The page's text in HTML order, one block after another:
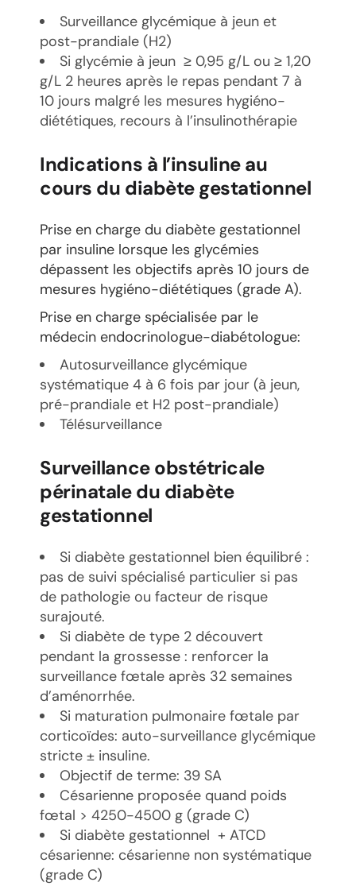
Surveillance glycémique à jeun et
post-prandiale (H2)
Si glycémie à jeun ≥ 0,95 g/L ou ≥ 1,20
g/L 2 heures après le repas pendant 7 à
10 jours malgré les mesures hygiéno-
diététiques, recours à l’insulinothérapie
Indications à l’insuline au
cours du diabète gestationnel
Prise en charge du diabète gestationnel
par insuline lorsque les glycémies
dépassent les objectifs après 10 jours de
mesures hygiéno-diététiques (grade A).
Prise en charge spécialisée par le
médecin endocrinologue-diabétologue:
Autosurveillance glycémique
systématique 4 à 6 fois par jour (à jeun,
pré-prandiale et H2 post-prandiale)
Télésurveillance
Surveillance obstétricale
périnatale du diabète
gestationnel
Si diabète gestationnel bien équilibré :
pas de suivi spécialisé particulier si pas
de pathologie ou facteur de risque
surajouté.
Si diabète de type 2 découvert
pendant la grossesse : renforcer la
surveillance fœtale après 32 semaines
d’aménorrhée.
Si maturation pulmonaire fœtale par
corticoïdes: auto-surveillance glycémique
stricte ± insuline.
Objectif de terme: 39 SA
Césarienne proposée quand poids
fœtal > 4250-4500 g (grade C)
Si diabète gestationnel + ATCD
césarienne: césarienne non systématique
(grade C)